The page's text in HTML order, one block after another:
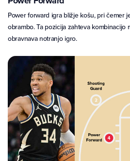
Power forward igra bližje košu, pri čemer
obrambo. Ta pozicija zahteva kombinacijo
obravnava notranjo igro.